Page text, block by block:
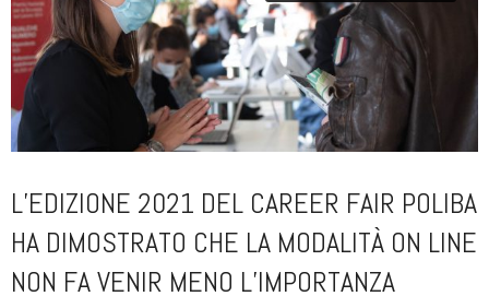
L’EDIZIONE 2021 DEL CAREER FAIR POLIBA
HA DIMOSTRATO CHE LA MODALITÀ ON LINE
NON FA VENIR MENO L’IMPORTANZA